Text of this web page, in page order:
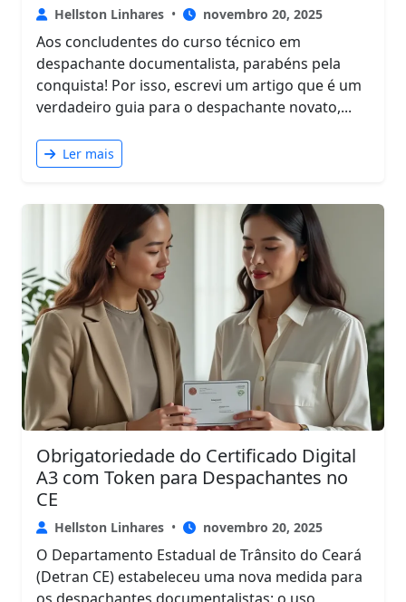
Hellston Linhares • novembro 20, 2025
Aos concludentes do curso técnico em
despachante documentalista, parabéns pela
conquista! Por isso, escrevi um artigo que é um
verdadeiro guia para o despachante novato,...
Ler mais
Obrigatoriedade do Certificado Digital
A3 com Token para Despachantes no
CE
Hellston Linhares • novembro 20, 2025
O Departamento Estadual de Trânsito do Ceará
(Detran CE) estabeleceu uma nova medida para